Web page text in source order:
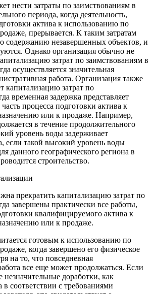
нести затраты по заимствованиям в
периода, когда деятельность,
актива к использованию по
прерывается. К таким затратам
содержанию незавершенных объектов, и
Однако организация обычно не
затрат по заимствованиям в
осуществляется значительная
работа. Организация также
капитализацию затрат по
временная задержка представляет
процесса подготовки актива к
или к продаже. Например,
в течение продолжительного
уровень воды задерживает
если такой высокий уровень воды
данного географического региона в
строительство.
прекратить капитализацию затрат по
завершены практически все работы,
квалифицируемого актива к
или к продаже.
готовым к использованию по
когда завершено его физическое
на то, что повседневная
все еще может продолжаться. Если
незначительные доработки, как
соответствии с требованиями